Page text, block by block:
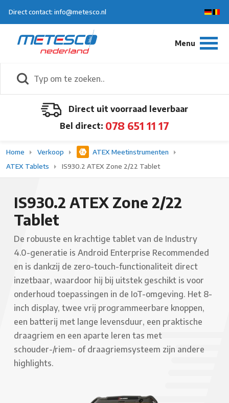
Direct contact: info@metesco.nl
Direct uit voorraad leverbaar
Bel direct: 078 651 11 17
Home Verkoop
ATEX Meetinstrumenten
ATEX Tablets
IS930.2 ATEX Zone 2/22 Tablet
IS930.2 ATEX Zone 2/22
Tablet
De robuuste en krachtige tablet van de Industry
4.0-generatie is Android Enterprise Recommended
en is dankzij de zero-touch-functionaliteit direct
inzetbaar, waardoor hij bij uitstek geschikt is voor
onderhoud toepassingen in de IoT-omgeving. Het 8-
inch display, twee vrij programmeerbare knoppen,
een batterij met lange levensduur, een praktische
draagriem en een aparte leren tas met
schouder-/riem- of draagriemsysteem zijn andere
highlights.